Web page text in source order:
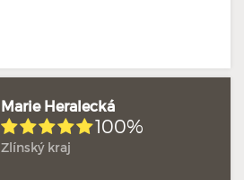
Marie Heralecká
100%
Zlínský kraj
Hodnoceno: 2×